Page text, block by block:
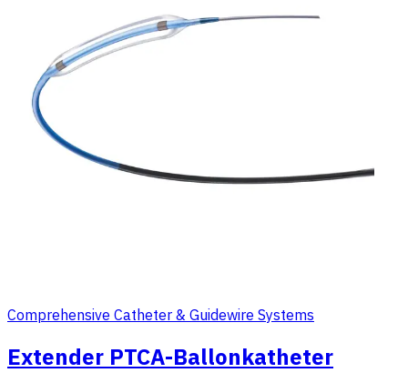
Comprehensive Catheter & Guidewire Systems
Extender PTCA-Ballonkatheter